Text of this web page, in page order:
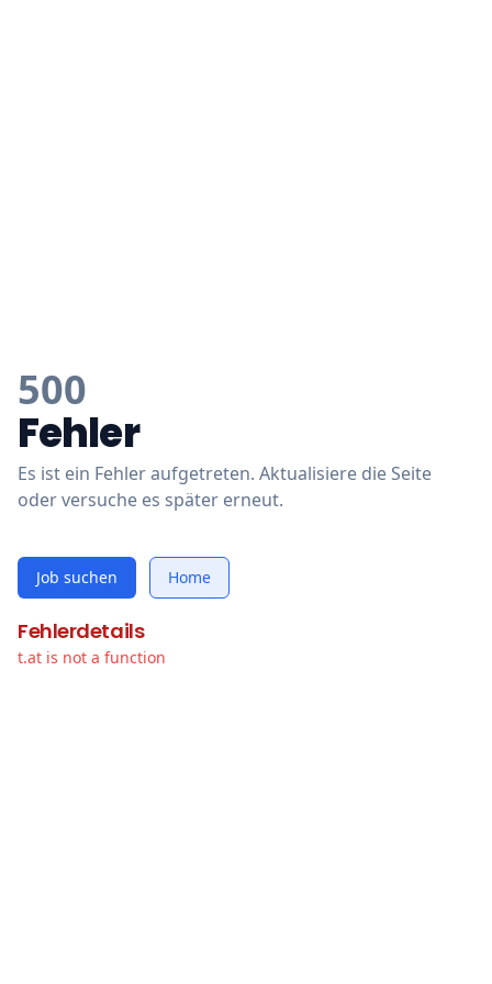
500
Fehler
Es ist ein Fehler aufgetreten. Aktualisiere die Seite
oder versuche es später erneut.
Job suchen Home
Fehlerdetails
t.at is not a function